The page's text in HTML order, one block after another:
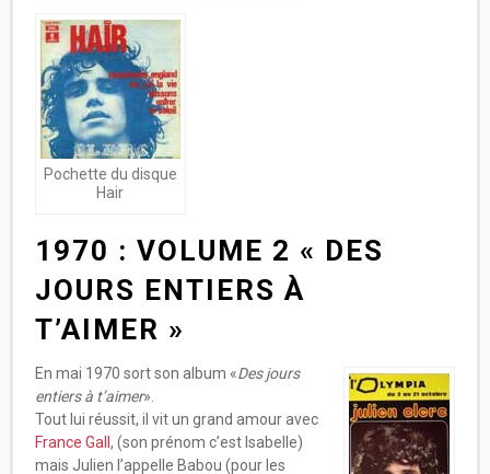
Pochette du disque
Hair
1970 : VOLUME 2 « DES
JOURS ENTIERS À
T’AIMER »
En mai 1970 sort son album «Des jours
entiers à t’aimer».
Tout lui réussit, il vit un grand amour avec
France Gall , (son prénom c’est Isabelle)
mais Julien l’appelle Babou (pour les